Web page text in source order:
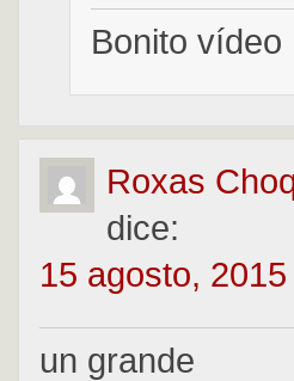
Bonito vídeo
Roxas
dice:
15 agosto,
un grande